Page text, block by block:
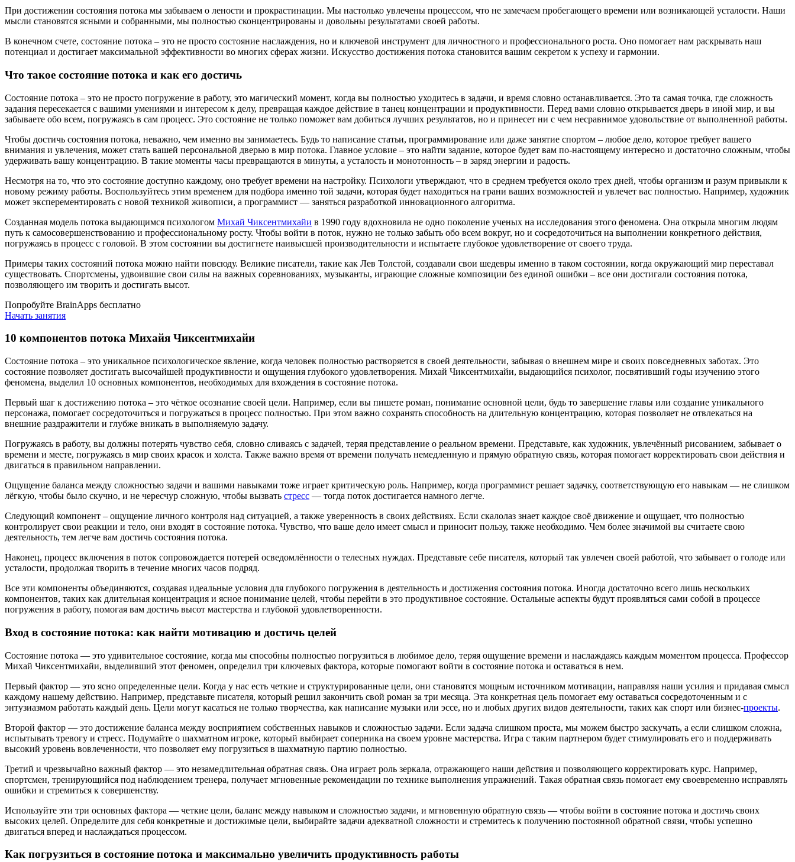
При достижении состояния потока мы забываем о лености и прокрастинации. Мы настолько увлечены процессом, что не замечаем пробегающего времени или возникающей усталости. Наши
мысли становятся ясными и собранными, мы полностью сконцентрированы и довольны результатами своей работы.
В конечном счете, состояние потока – это не просто состояние наслаждения, но и ключевой инструмент для личностного и профессионального роста. Оно помогает нам раскрывать наш
потенциал и достигает максимальной эффективности во многих сферах жизни. Искусство достижения потока становится вашим секретом к успеху и гармонии.
Что такое состояние потока и как его достичь
Состояние потока – это не просто погружение в работу, это магический момент, когда вы полностью уходитесь в задачи, и время словно останавливается. Это та самая точка, где сложность
задания пересекается с вашими умениями и интересом к делу, превращая каждое действие в танец концентрации и продуктивности. Перед вами словно открывается дверь в иной мир, и вы
забываете обо всем, погружаясь в сам процесс. Это состояние не только поможет вам добиться лучших результатов, но и принесет ни с чем несравнимое удовольствие от выполненной работы.
Чтобы достичь состояния потока, неважно, чем именно вы занимаетесь. Будь то написание статьи, программирование или даже занятие спортом – любое дело, которое требует вашего
внимания и увлечения, может стать вашей персональной дверью в мир потока. Главное условие – это найти задание, которое будет вам по-настоящему интересно и достаточно сложным, чтобы
удерживать вашу концентрацию. В такие моменты часы превращаются в минуты, а усталость и монотонность – в заряд энергии и радость.
Несмотря на то, что это состояние доступно каждому, оно требует времени на настройку. Психологи утверждают, что в среднем требуется около трех дней, чтобы организм и разум привыкли к
новому режиму работы. Воспользуйтесь этим временем для подбора именно той задачи, которая будет находиться на грани ваших возможностей и увлечет вас полностью. Например, художник
может эксперементировать с новой техникой живописи, а программист — заняться разработкой инновационного алгоритма.
Созданная модель потока выдающимся психологом Михай Чиксентмихайи в 1990 году вдохновила не одно поколение ученых на исследования этого феномена. Она открыла многим людям
путь к самосовершенствованию и профессиональному росту. Чтобы войти в поток, нужно не только забыть обо всем вокруг, но и сосредоточиться на выполнении конкретного действия,
погружаясь в процесс с головой. В этом состоянии вы достигнете наивысшей производительности и испытаете глубокое удовлетворение от своего труда.
Примеры таких состояний потока можно найти повсюду. Великие писатели, такие как Лев Толстой, создавали свои шедевры именно в таком состоянии, когда окружающий мир переставал
существовать. Спортсмены, удвоившие свои силы на важных соревнованиях, музыканты, играющие сложные композиции без единой ошибки – все они достигали состояния потока,
позволяющего им творить и достигать высот.
Попробуйте BrainApps бесплатно
Начать занятия
10 компонентов потока Михайя Чиксентмихайи
Состояние потока – это уникальное психологическое явление, когда человек полностью растворяется в своей деятельности, забывая о внешнем мире и своих повседневных заботах. Это
состояние позволяет достигать высочайшей продуктивности и ощущения глубокого удовлетворения. Михай Чиксентмихайи, выдающийся психолог, посвятивший годы изучению этого
феномена, выделил 10 основных компонентов, необходимых для вхождения в состояние потока.
Первый шаг к достижению потока – это чёткое осознание своей цели. Например, если вы пишете роман, понимание основной цели, будь то завершение главы или создание уникального
персонажа, помогает сосредоточиться и погружаться в процесс полностью. При этом важно сохранять способность на длительную концентрацию, которая позволяет не отвлекаться на
внешние раздражители и глубже вникать в выполняемую задачу.
Погружаясь в работу, вы должны потерять чувство себя, словно сливаясь с задачей, теряя представление о реальном времени. Представьте, как художник, увлечённый рисованием, забывает о
времени и месте, погружаясь в мир своих красок и холста. Также важно время от времени получать немедленную и прямую обратную связь, которая помогает корректировать свои действия и
двигаться в правильном направлении.
Ощущение баланса между сложностью задачи и вашими навыками тоже играет критическую роль. Например, когда программист решает задачку, соответствующую его навыкам — не слишком
лёгкую, чтобы было скучно, и не чересчур сложную, чтобы вызвать стресс — тогда поток достигается намного легче.
Следующий компонент – ощущение личного контроля над ситуацией, а также уверенность в своих действиях. Если скалолаз знает каждое своё движение и ощущает, что полностью
контролирует свои реакции и тело, они входят в состояние потока. Чувство, что ваше дело имеет смысл и приносит пользу, также необходимо. Чем более значимой вы считаете свою
деятельность, тем легче вам достичь состояния потока.
Наконец, процесс включения в поток сопровождается потерей осведомлённости о телесных нуждах. Представьте себе писателя, который так увлечен своей работой, что забывает о голоде или
усталости, продолжая творить в течение многих часов подряд.
Все эти компоненты объединяются, создавая идеальные условия для глубокого погружения в деятельность и достижения состояния потока. Иногда достаточно всего лишь нескольких
компонентов, таких как длительная концентрация и ясное понимание целей, чтобы перейти в это продуктивное состояние. Остальные аспекты будут проявляться сами собой в процессе
погружения в работу, помогая вам достичь высот мастерства и глубокой удовлетворенности.
Вход в состояние потока: как найти мотивацию и достичь целей
Состояние потока — это удивительное состояние, когда мы способны полностью погрузиться в любимое дело, теряя ощущение времени и наслаждаясь каждым моментом процесса. Профессор
Михай Чиксентмихайи, выделивший этот феномен, определил три ключевых фактора, которые помогают войти в состояние потока и оставаться в нем.
Первый фактор — это ясно определенные цели. Когда у нас есть четкие и структурированные цели, они становятся мощным источником мотивации, направляя наши усилия и придавая смысл
каждому нашему действию. Например, представьте писателя, который решил закончить свой роман за три месяца. Эта конкретная цель помогает ему оставаться сосредоточенным и с
энтузиазмом работать каждый день. Цели могут касаться не только творчества, как написание музыки или эссе, но и любых других видов деятельности, таких как спорт или бизнес-проекты.
Второй фактор — это достижение баланса между восприятием собственных навыков и сложностью задачи. Если задача слишком проста, мы можем быстро заскучать, а если слишком сложна,
испытывать тревогу и стресс. Подумайте о шахматном игроке, который выбирает соперника на своем уровне мастерства. Игра с таким партнером будет стимулировать его и поддерживать
высокий уровень вовлеченности, что позволяет ему погрузиться в шахматную партию полностью.
Третий и чрезвычайно важный фактор — это незамедлительная обратная связь. Она играет роль зеркала, отражающего наши действия и позволяющего корректировать курс. Например,
спортсмен, тренирующийся под наблюдением тренера, получает мгновенные рекомендации по технике выполнения упражнений. Такая обратная связь помогает ему своевременно исправлять
ошибки и стремиться к совершенству.
Используйте эти три основных фактора — четкие цели, баланс между навыком и сложностью задачи, и мгновенную обратную связь — чтобы войти в состояние потока и достичь своих
высоких целей. Определите для себя конкретные и достижимые цели, выбирайте задачи адекватной сложности и стремитесь к получению постоянной обратной связи, чтобы успешно
двигаться вперед и наслаждаться процессом.
Как погрузиться в состояние потока и максимально увеличить продуктивность работы